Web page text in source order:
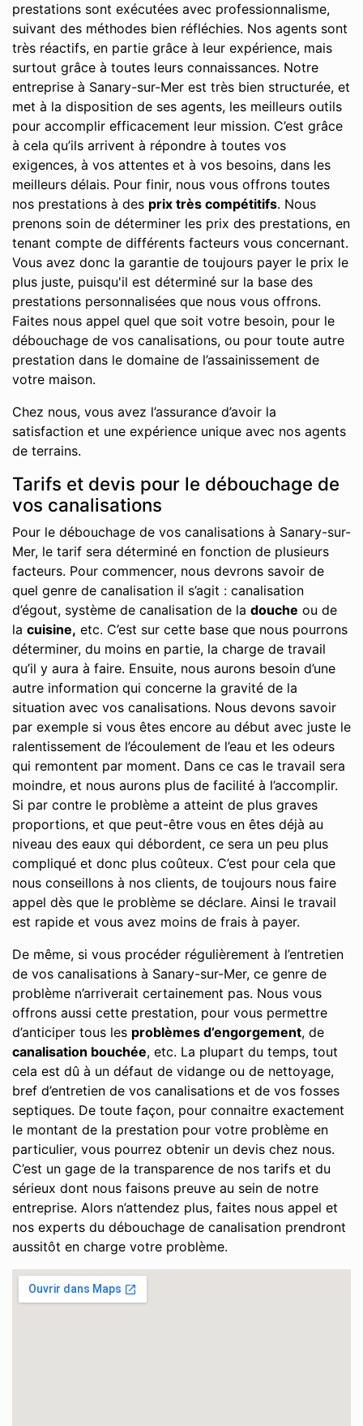
prestations sont exécutées avec professionnalisme,
suivant des méthodes bien réfléchies. Nos agents sont
très réactifs, en partie grâce à leur expérience, mais
surtout grâce à toutes leurs connaissances. Notre
entreprise à Sanary-sur-Mer est très bien structurée, et
met à la disposition de ses agents, les meilleurs outils
pour accomplir efficacement leur mission. C’est grâce
à cela qu’ils arrivent à répondre à toutes vos
exigences, à vos attentes et à vos besoins, dans les
meilleurs délais. Pour finir, nous vous offrons toutes
nos prestations à des prix très compétitifs. Nous
prenons soin de déterminer les prix des prestations, en
tenant compte de différents facteurs vous concernant.
Vous avez donc la garantie de toujours payer le prix le
plus juste, puisqu'il est déterminé sur la base des
prestations personnalisées que nous vous offrons.
Faites nous appel quel que soit votre besoin, pour le
débouchage de vos canalisations, ou pour toute autre
prestation dans le domaine de l’assainissement de
votre maison.
Chez nous, vous avez l’assurance d’avoir la
satisfaction et une expérience unique avec nos agents
de terrains.
Tarifs et devis pour le débouchage de
vos canalisations
Pour le débouchage de vos canalisations à Sanary-sur-
Mer, le tarif sera déterminé en fonction de plusieurs
facteurs. Pour commencer, nous devrons savoir de
quel genre de canalisation il s’agit : canalisation
d’égout, système de canalisation de la douche ou de
la cuisine, etc. C’est sur cette base que nous pourrons
déterminer, du moins en partie, la charge de travail
qu’il y aura à faire. Ensuite, nous aurons besoin d’une
autre information qui concerne la gravité de la
situation avec vos canalisations. Nous devons savoir
par exemple si vous êtes encore au début avec juste le
ralentissement de l’écoulement de l’eau et les odeurs
qui remontent par moment. Dans ce cas le travail sera
moindre, et nous aurons plus de facilité à l’accomplir.
Si par contre le problème a atteint de plus graves
proportions, et que peut-être vous en êtes déjà au
niveau des eaux qui débordent, ce sera un peu plus
compliqué et donc plus coûteux. C’est pour cela que
nous conseillons à nos clients, de toujours nous faire
appel dès que le problème se déclare. Ainsi le travail
est rapide et vous avez moins de frais à payer.
De même, si vous procéder régulièrement à l’entretien
de vos canalisations à Sanary-sur-Mer, ce genre de
problème n’arriverait certainement pas. Nous vous
offrons aussi cette prestation, pour vous permettre
d’anticiper tous les problèmes d’engorgement, de
canalisation bouchée, etc. La plupart du temps, tout
cela est dû à un défaut de vidange ou de nettoyage,
bref d’entretien de vos canalisations et de vos fosses
septiques. De toute façon, pour connaitre exactement
le montant de la prestation pour votre problème en
particulier, vous pourrez obtenir un devis chez nous.
C’est un gage de la transparence de nos tarifs et du
sérieux dont nous faisons preuve au sein de notre
entreprise. Alors n’attendez plus, faites nous appel et
nos experts du débouchage de canalisation prendront
aussitôt en charge votre problème.